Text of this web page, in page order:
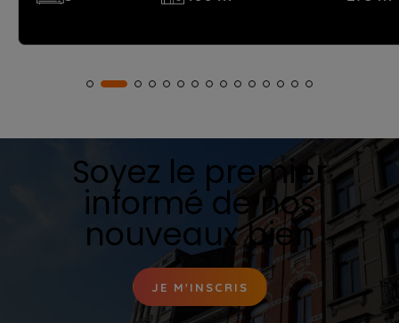
Soyez le premier
informé de nos
nouveaux bien
JE M'INSCRIS